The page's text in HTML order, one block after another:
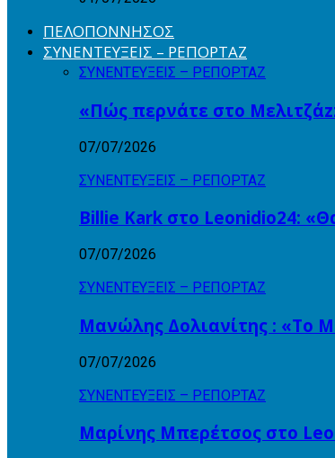
ΠΕΛΟΠΟΝΝΗΣΟΣ
ΣΥΝΕΝΤΕΥΞΕΙΣ – ΡΕΠΟΡΤΑΖ
ΣΥΝΕΝΤΕΥΞΕΙΣ – ΡΕΠΟΡΤΑΖ
«Πώς περνάτε στο
07/07/2026
ΣΥΝΕΝΤΕΥΞΕΙΣ – ΡΕΠΟΡΤΑΖ
Billie Kark στο Leonidio24:
07/07/2026
ΣΥΝΕΝΤΕΥΞΕΙΣ – ΡΕΠΟΡΤΑΖ
Μανώλης Δολιανίτης : «Το
07/07/2026
ΣΥΝΕΝΤΕΥΞΕΙΣ – ΡΕΠΟΡΤΑΖ
Μαρίνης Μπερέτσος στο